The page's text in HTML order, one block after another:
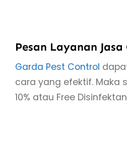
Pesan Layanan
Garda Pest Control
cara yang efektif. Maka
10% atau Free